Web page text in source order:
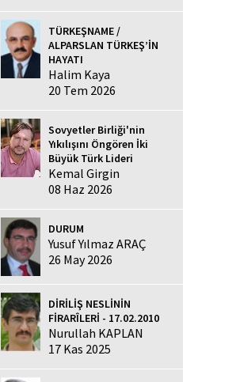
TÜRKEŞNAME /
ALPARSLAN TÜRKEŞ’İN
HAYATI
Halim Kaya
20 Tem 2026
Sovyetler Birliği'nin
Yıkılışını Öngören İki
Büyük Türk Lideri
Kemal Girgin
08 Haz 2026
DURUM
Yusuf Yılmaz ARAÇ
26 May 2026
DİRİLİŞ NESLİNİN
FİRARÎLERİ - 17.02.2010
Nurullah KAPLAN
17 Kas 2025